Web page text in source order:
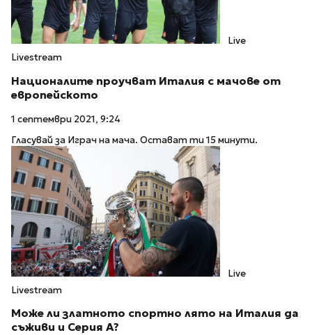
Live
Livestream
Националите проучват Италия с мачове от
европейското
1 септември 2021, 9:24
Гласувай за Играч на мача. Остават ти 15 минути.
Live
Livestream
Може ли златното спортно лято на Италия да
съживи и Серия А?